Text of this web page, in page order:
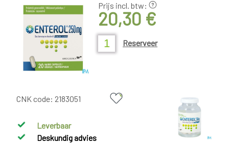
Prijs incl. btw:
20,30 €
Reserveer
CNK code: 2183051
Leverbaar
Deskundig advies